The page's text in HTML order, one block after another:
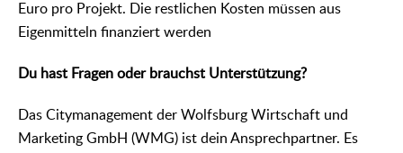
Euro pro Projekt. Die restlichen Kosten müssen aus
Eigenmitteln finanziert werden
Du hast Fragen oder brauchst Unterstützung?
Das Citymanagement der Wolfsburg Wirtschaft und
Marketing GmbH (WMG) ist dein Ansprechpartner. Es